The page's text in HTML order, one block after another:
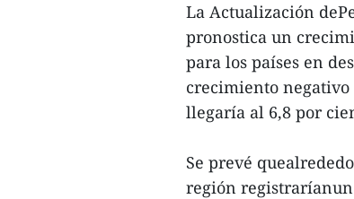
La Actualización
pronostica un
para los países en
crecimiento negativo
llegaría al 6,8 por
Se prevé
región